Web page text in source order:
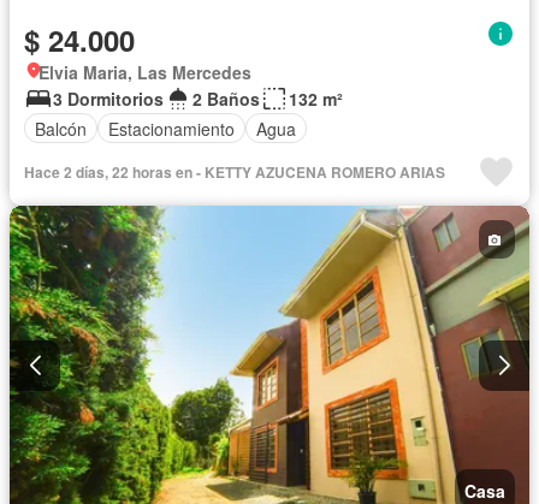
$ 24.000
Elvia Maria, Las Mercedes
3 Dormitorios
2 Baños
132 m²
Balcón
Estacionamiento Agua
Hace 2 días, 22 horas en - KETTY AZUCENA ROMERO ARIAS
Casa